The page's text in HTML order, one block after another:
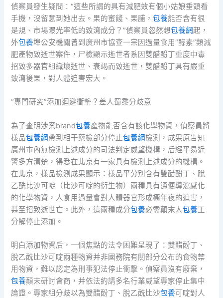
偵察員發生疑問：“這些所謂的具有減肥效有個小姑娘垂頭看
手機，沒留意到她出去。果的蜜餞、果脯，包養能否含有很
是規、市場曝光率低的致瀉成分？”偵察員忽然想包養網起，
外包養埠公安機關曾到廣州市協查一宗因過量食用“酵素”類減
肥產物致逝世案件，尸檢顯示逝世者系因雙醋酚丁重度中毒
招致多器官組織壞逝世、衰竭而致逝世，雙醋酚丁具有嚴重
致瀉後果，對人體迫害宏大。
“專門研究”添加迴避衝擊？差人蜀黍分歧意
為了查明涉案brand包養產物能否含有該化學物資，偵察員將
樣品包養網帶到相干藥檢部分停止包養網檢測，成果原告知
廣州市內無檢測上述成分的司法判定威望機構，后經平易近
警多方清楚，得悉在北京有一家具有檢測上述成分的機構。
在北京，樣品檢測成果顯示：樣品平分別含有雙醋酚丁、脫
乙酰比沙可啶（比沙可啶的衍生物）兩種具有通便導瀉感化
的化學物資，人食用過量會對人體器官形成極年夜的迫害，
甚至招致逝世亡。此外，這兩種成分包養必需顛末人包養工
分解停止添加。
明白添加物資后，一個焦點的法令困難呈現了：雙醋酚丁、
脫乙酰比沙可啶兩種物資并非國務院有關部分公布的食物禁
用物資，難以認定為刑事犯法停止衝擊。偵察員沒有廢棄，
包養顛末研討會商，并依法約請多名行業威望專家停止集中
論證。專家組分歧以為雙醋酚丁、脫乙酰比沙包養可啶對人